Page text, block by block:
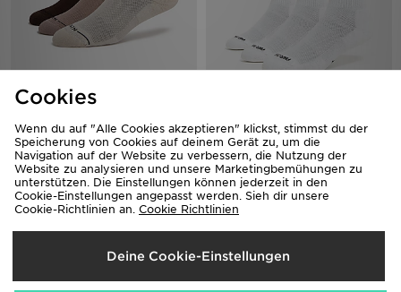
Nike 3-Pack Elevated 1/4 Socks
20,00€
Cookies
Wenn du auf "Alle Cookies akzeptieren" klickst, stimmst du der
Speicherung von Cookies auf deinem Gerät zu, um die
Navigation auf der Website zu verbessern, die Nutzung der
Website zu analysieren und unsere Marketingbemühungen zu
unterstützen. Die Einstellungen können jederzeit in den
Cookie-Einstellungen angepasst werden. Sieh dir unsere
Cookie-Richtlinien an. Cookie Richtlinien
Deine Cookie-Einstellungen